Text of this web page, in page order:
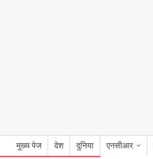
मुख्य पेज देश दुनिया
एनसीआर